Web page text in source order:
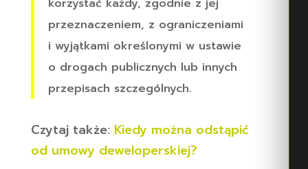
przeznaczeniem, z ograniczeniami
i wyjątkami określonymi w ustawie
o drogach publicznych lub innych
przepisach szczególnych.
Czytaj także: Kiedy można odstąpić
od umowy deweloperskiej?